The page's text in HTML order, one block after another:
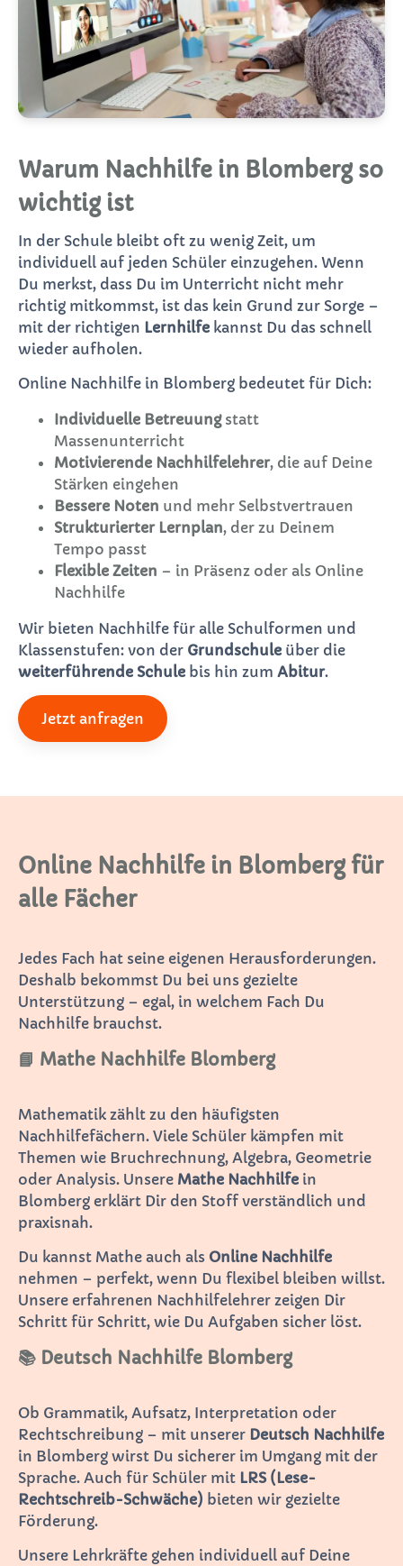
Warum Nachhilfe in Blomberg so
wichtig ist
In der Schule bleibt oft zu wenig Zeit, um
individuell auf jeden Schüler einzugehen. Wenn
Du merkst, dass Du im Unterricht nicht mehr
richtig mitkommst, ist das kein Grund zur Sorge –
mit der richtigen Lernhilfe kannst Du das schnell
wieder aufholen.
Online Nachhilfe in Blomberg bedeutet für Dich:
Individuelle Betreuungstatt
Massenunterricht
Motivierende Nachhilfelehrer, die auf Deine
Stärken eingehen
Bessere Noten und mehr Selbstvertrauen
Strukturierter Lernplan, der zu Deinem
Tempo passt
Flexible Zeiten – in Präsenz oder als Online
Nachhilfe
Wir bieten Nachhilfe für alle Schulformen und
Klassenstufen: von der Grundschule über die
weiterführende Schule bis hin zum Abitur.
Jetzt anfragen
Online Nachhilfe in Blomberg für
alle Fächer
Jedes Fach hat seine eigenen Herausforderungen.
Deshalb bekommst Du bei uns gezielte
Unterstützung – egal, in welchem Fach Du
Nachhilfe brauchst.
📘 Mathe Nachhilfe Blomberg
Mathematik zählt zu den häufigsten
Nachhilfefächern. Viele Schüler kämpfen mit
Themen wie Bruchrechnung, Algebra, Geometrie
oder Analysis. Unsere Mathe Nachhilfe in
Blomberg erklärt Dir den Stoff verständlich und
praxisnah.
Du kannst Mathe auch als Online Nachhilfe
nehmen – perfekt, wenn Du flexibel bleiben willst.
Unsere erfahrenen Nachhilfelehrer zeigen Dir
Schritt für Schritt, wie Du Aufgaben sicher löst.
📚 Deutsch Nachhilfe Blomberg
Ob Grammatik, Aufsatz, Interpretation oder
Rechtschreibung – mit unserer Deutsch Nachhilfe
in Blomberg wirst Du sicherer im Umgang mit der
Sprache. Auch für Schüler mit LRS (Lese-
Rechtschreib-Schwäche) bieten wir gezielte
Förderung.
Unsere Lehrkräfte gehen individuell auf Deine